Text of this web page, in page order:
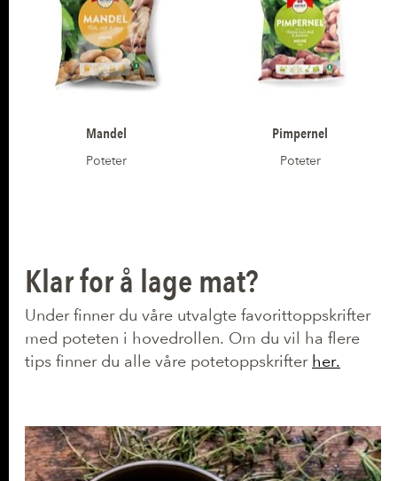
Mandel
Poteter
Pimpernel
Poteter
Klar for å lage mat?
Under finner du våre utvalgte favorittoppskrifter
med poteten i hovedrollen. Om du vil ha flere
tips finner du alle våre potetoppskrifter her.
Lag noe godt med potet